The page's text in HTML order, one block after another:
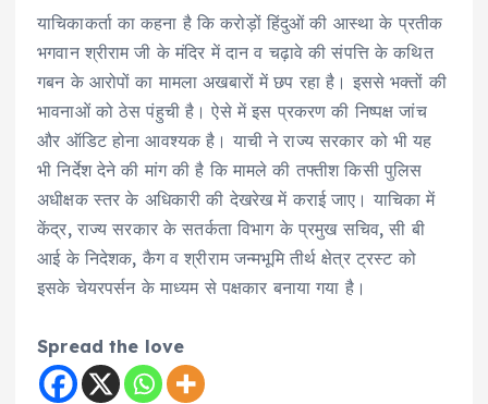
याचिकाकर्ता का कहना है कि करोड़ों हिंदुओं की आस्था के प्रतीक
भगवान श्रीराम जी के मंदिर में दान व चढ़ावे की संपत्ति के कथित
गबन के आरोपों का मामला अखबारों में छप रहा है। इससे भक्तों की
भावनाओं को ठेस पंहुची है। ऐसे में इस प्रकरण की निष्पक्ष जांच
और ऑडिट होना आवश्यक है। याची ने राज्य सरकार को भी यह
भी निर्देश देने की मांग की है कि मामले की तफ्तीश किसी पुलिस
अधीक्षक स्तर के अधिकारी की देखरेख में कराई जाए। याचिका में
केंद्र, राज्य सरकार के सतर्कता विभाग के प्रमुख सचिव, सी बी
आई के निदेशक, कैग व श्रीराम जन्मभूमि तीर्थ क्षेत्र ट्रस्ट को
इसके चेयरपर्सन के माध्यम से पक्षकार बनाया गया है।
Spread the love